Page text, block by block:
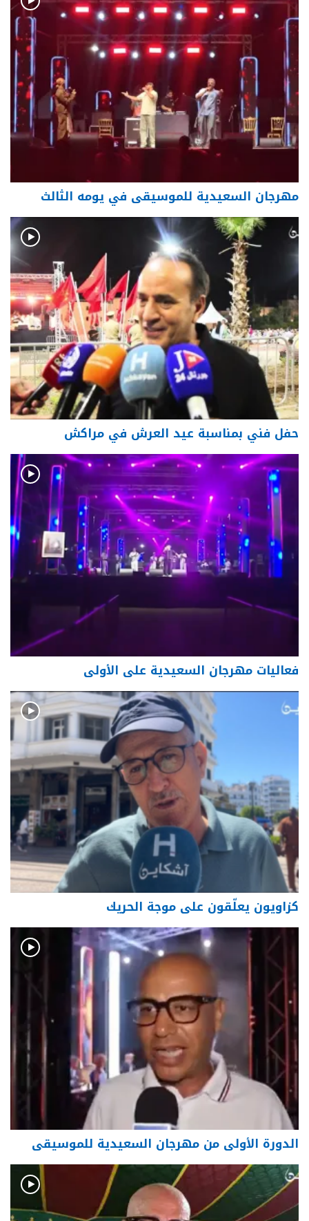
مهرجان السعيدية للموسيقى في يومه الثالث
حفل فني بمناسبة عيد العرش في مراكش
فعاليات مهرجان السعيدية على الأولى
كزاويون يعلّقون على موجة الحريك
الدورة الأولى من مهرجان السعيدية للموسيقى